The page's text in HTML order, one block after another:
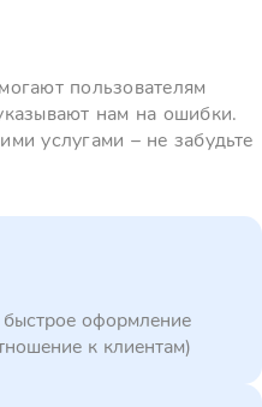
пользователям
нам на ошибки.
услугами – не забудьте
оформление
к клиентам)